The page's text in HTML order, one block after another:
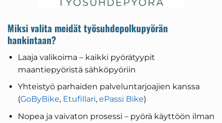
Miksi valita meidät työsuhdepolkupyörän
hankintaan?
Laaja valikoima – kaikki pyörätyypit
maantiepyöristä sähköpyöriin
Yhteistyö parhaiden palveluntarjoajien kanssa
(GoByBike, Etufillari, ePassi Bike)
Nopea ja vaivaton prosessi – pyörä käyttöön ilman